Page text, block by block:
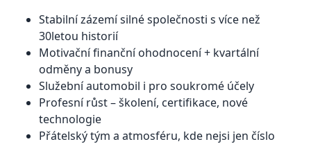
Stabilní zázemí silné společnosti s více než
30letou historií
Motivační finanční ohodnocení + kvartální
odměny a bonusy
Služební automobil i pro soukromé účely
Profesní růst – školení, certifikace, nové
technologie
Přátelský tým a atmosféru, kde nejsi jen číslo